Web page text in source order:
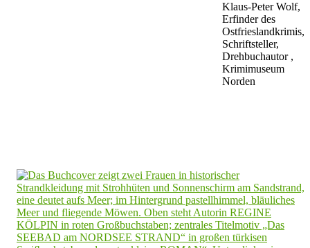
Klaus-Peter Wolf,
Erfinder des
Ostfrieslandkrimis,
Schriftsteller,
Drehbuchautor ,
Krimimuseum
Norden